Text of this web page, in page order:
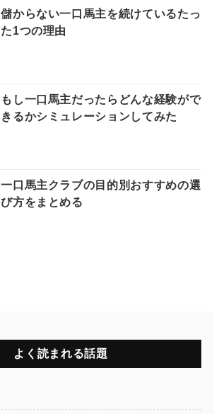
儲からない一口馬主を続けているたっ
た1つの理由
もし一口馬主だったらどんな経験がで
きるかシミュレーションしてみた
一口馬主クラブの目的別おすすめの選
び方をまとめる
よく読まれる話題